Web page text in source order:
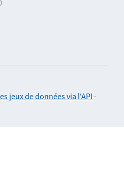
jeux de données via l'API -